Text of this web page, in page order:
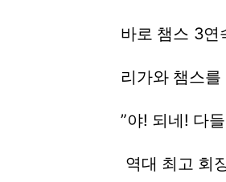
바로 챔스 3연
리가와 챔스를
”야! 되네! 다들
역대 최고 회